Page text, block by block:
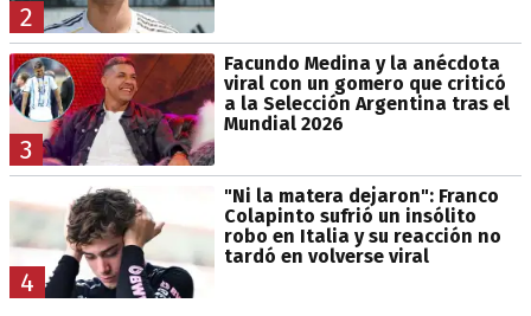
2
3
Facundo Medina y la anécdota
viral con un gomero que criticó
a la Selección Argentina tras el
Mundial 2026
4
"Ni la matera dejaron": Franco
Colapinto sufrió un insólito
robo en Italia y su reacción no
tardó en volverse viral